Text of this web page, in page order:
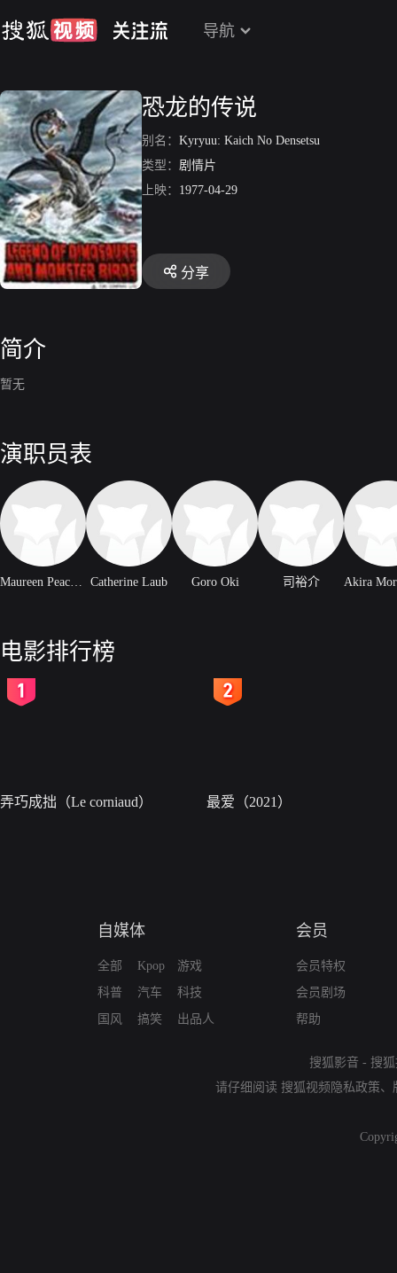
导航
恐龙的传说
别名： Kyryuu: Kaich No Densetsu
类型： 剧情片
上映： 1977-04-29
分享
简介
暂无
演职员表
Maureen Peacock Catherine Laub Goro Oki 司裕介
电影排行榜
弄巧成拙（Le corniaud） 最爱（2021）
自媒体
全部
科普
国风
Kpop
汽车
搞笑
游戏
科技
出品人
会员
会员特权
会员剧场
帮助
搜狐影音 - 搜
请仔细阅读 搜狐视频隐私政策、